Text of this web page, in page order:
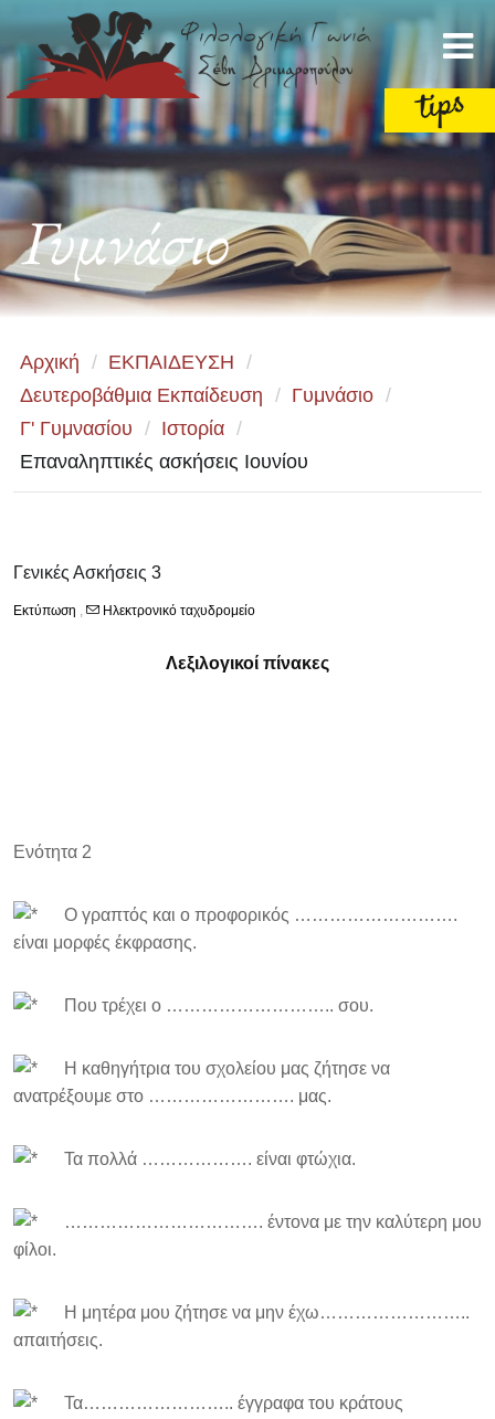
Γυμνάσιο
Αρχική / ΕΚΠΑΙΔΕΥΣΗ /
Δευτεροβάθμια Εκπαίδευση / Γυμνάσιο /
Γ' Γυμνασίου / Ιστορία /
Επαναληπτικές ασκήσεις Ιουνίου
Γενικές Ασκήσεις 3
Εκτύπωση , Ηλεκτρονικό ταχυδρομείο
Λεξιλογικοί πίνακες
Ενότητα 2
Ο γραπτός και ο προφορικός ……………………….
είναι μορφές έκφρασης.
Που τρέχει ο ……………………….. σου.
Η καθηγήτρια του σχολείου μας ζήτησε να
ανατρέξουμε στο ……………………. μας.
Τα πολλά ………………. είναι φτώχια.
……………………………. έντονα με την καλύτερη μου
φίλοι.
Η μητέρα μου ζήτησε να μην έχω……………………..
απαιτήσεις.
Τα…………………….. έγγραφα του κράτους